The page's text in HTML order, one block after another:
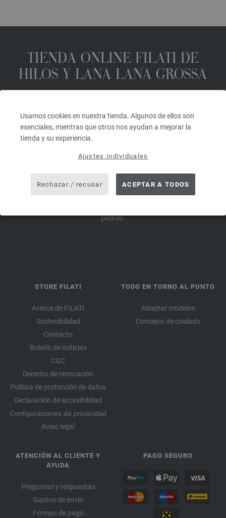
Usamos cookies en nuestra tienda. Algunos de ellos son
esenciales, mientras que otros nos ayudan a mejorar la
tienda y su experiencia.
Ajustes individuales
Rechazar / recusar ACEPTAR A TODOS
TIENDA ONLINE FILATI DE
HILOS Y LANA LANA GROSSA
ISCRIVITI ORA ALLA NEWSLETTER E RICEVI UN BUONO DI
10 €.*
Cupón
válido por
14 días. Valor mínimo de pedido 45,- €. Para iniciar sesión por
pedido.
STORE FILATI
Acerca de FILATI
Sostenibilidad
Contacto
Boletín de noticias
CGC
Derecho de revocación
Política de protección de datos
Declaración de accesibilidad
Configuraciones de privacidad
Aviso legal
TODO EN TORNO AL PUNTO
Adaptar modelos
Consejos de cuidado
ATENCIÓN AL CLIENTE Y
AYUDA
Preguntas y respuestas
Gastos de envío
Formas de pago
PAGO SEGURO